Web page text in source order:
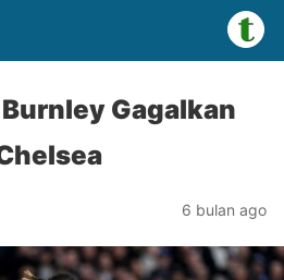
Gagalkan
6 bulan ago